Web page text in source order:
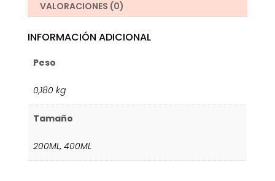
VALORACIONES (0)
INFORMACIÓN ADICIONAL
Peso
0,180 kg
Tamaño
200ML, 400ML